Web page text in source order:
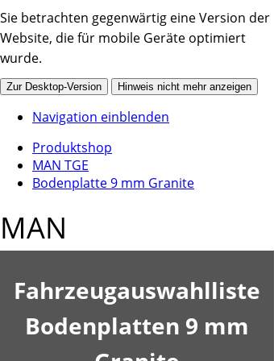
Sie betrachten gegenwärtig eine Version der
Website, die für mobile Geräte optimiert
wurde.
Zur Desktop-Version Hinweis nicht mehr anzeigen
Navigation einblenden
Produktshop
MAN TGE
Bodenplatte 9 mm Granite
MAN
Fahrzeugauswahlliste
Bodenplatten 9 mm